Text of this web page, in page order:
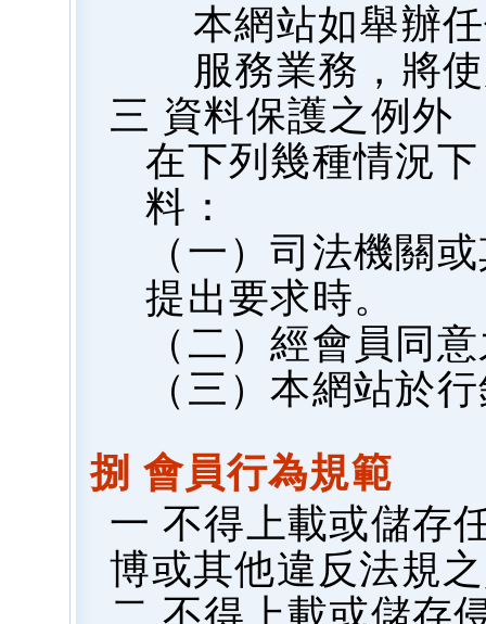
本網站如舉辦
服務業務，將
三 資料保護之例外
在下列幾種情況
料：
（一）司法機關
提出要求時。
（二）經會員同
（三）本網站於
捌 會員行為規範
一 不得上載或儲存
博或其他違反法規
二 不得上載或儲存